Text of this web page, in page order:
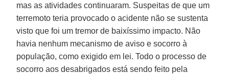
mas as atividades continuaram. Suspeitas de que um
terremoto teria provocado o acidente não se sustenta
visto que foi um tremor de baixíssimo impacto. Não
havia nenhum mecanismo de aviso e socorro à
população, como exigido em lei. Todo o processo de
socorro aos desabrigados está sendo feito pela